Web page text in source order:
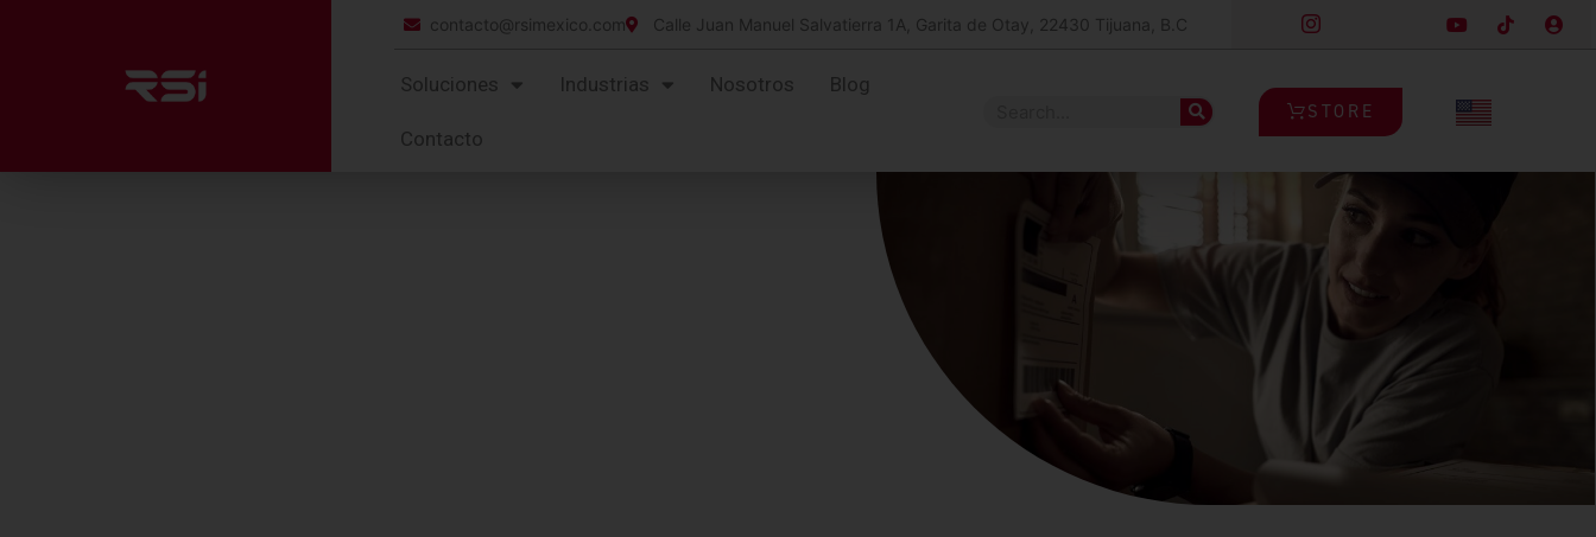
contacto@rsimexico.com Calle Juan Manuel Salvatierra 1A, Garita de Otay, 22430 Tijuana, B.C
Soluciones Industrias Nosotros Blog
Contacto
STORE